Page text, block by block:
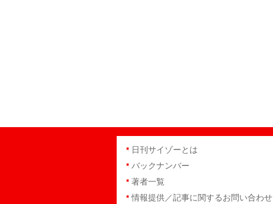
日刊サイゾーとは
バックナンバー
著者一覧
情報提供／記事に関するお問い合わせ